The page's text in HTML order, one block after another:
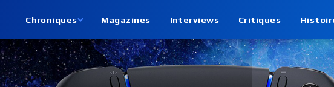
Chroniques Magazines Interviews Critiques